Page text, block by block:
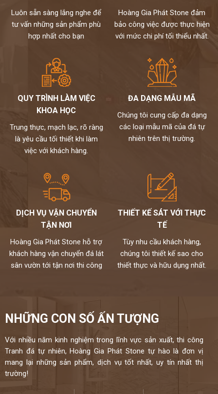
Luôn sẵn sàng lắng nghe để
tư vấn những sản phẩm phù
hợp nhất cho bạn
Hoàng Gia Phát Stone đảm
bảo công việc được thực hiện
với mức chi phí tối thiểu nhất.
QUY TRÌNH LÀM VIỆC
KHOA HỌC
Trung thực, mạch lạc, rõ ràng
là yêu cầu tối thiết khi làm
việc với khách hàng.
ĐA DẠNG MẪU MÃ
Chúng tôi cung cấp đa dạng
các loại mẫu mã của đá tự
nhiên trên thị trường.
DỊCH VỤ VẬN CHUYỂN
TẬN NƠI
Hoàng Gia Phát Stone hỗ trợ
khách hàng vận chuyển đá lát
sân vườn tới tận nơi thi công
THIẾT KẾ SÁT VỚI THỰC
TẾ
Tùy nhu cầu khách hàng,
chúng tôi thiết kế sao cho
thiết thực và hữu dụng nhất.
NHỮNG CON SỐ ẤN TƯỢNG
Với nhiều năm kinh nghiệm trong lĩnh vực sản xuất, thi công
Tranh đá tự nhiên, Hoàng Gia Phát Stone tự hào là đơn vị
mang lại những sản phẩm, dịch vụ tốt nhất, uy tín nhất thị
trường!